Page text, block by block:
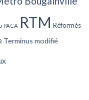
PACA RTM Réformés
Terminus modifié